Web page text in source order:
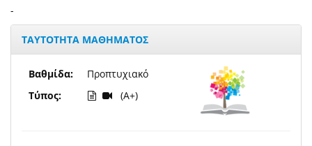
-
ΤΑΥΤΟΤΗΤΑ ΜΑΘΗΜΑΤΟΣ
Βαθμίδα:
Τύπος:
Προπτυχιακό
(A+)